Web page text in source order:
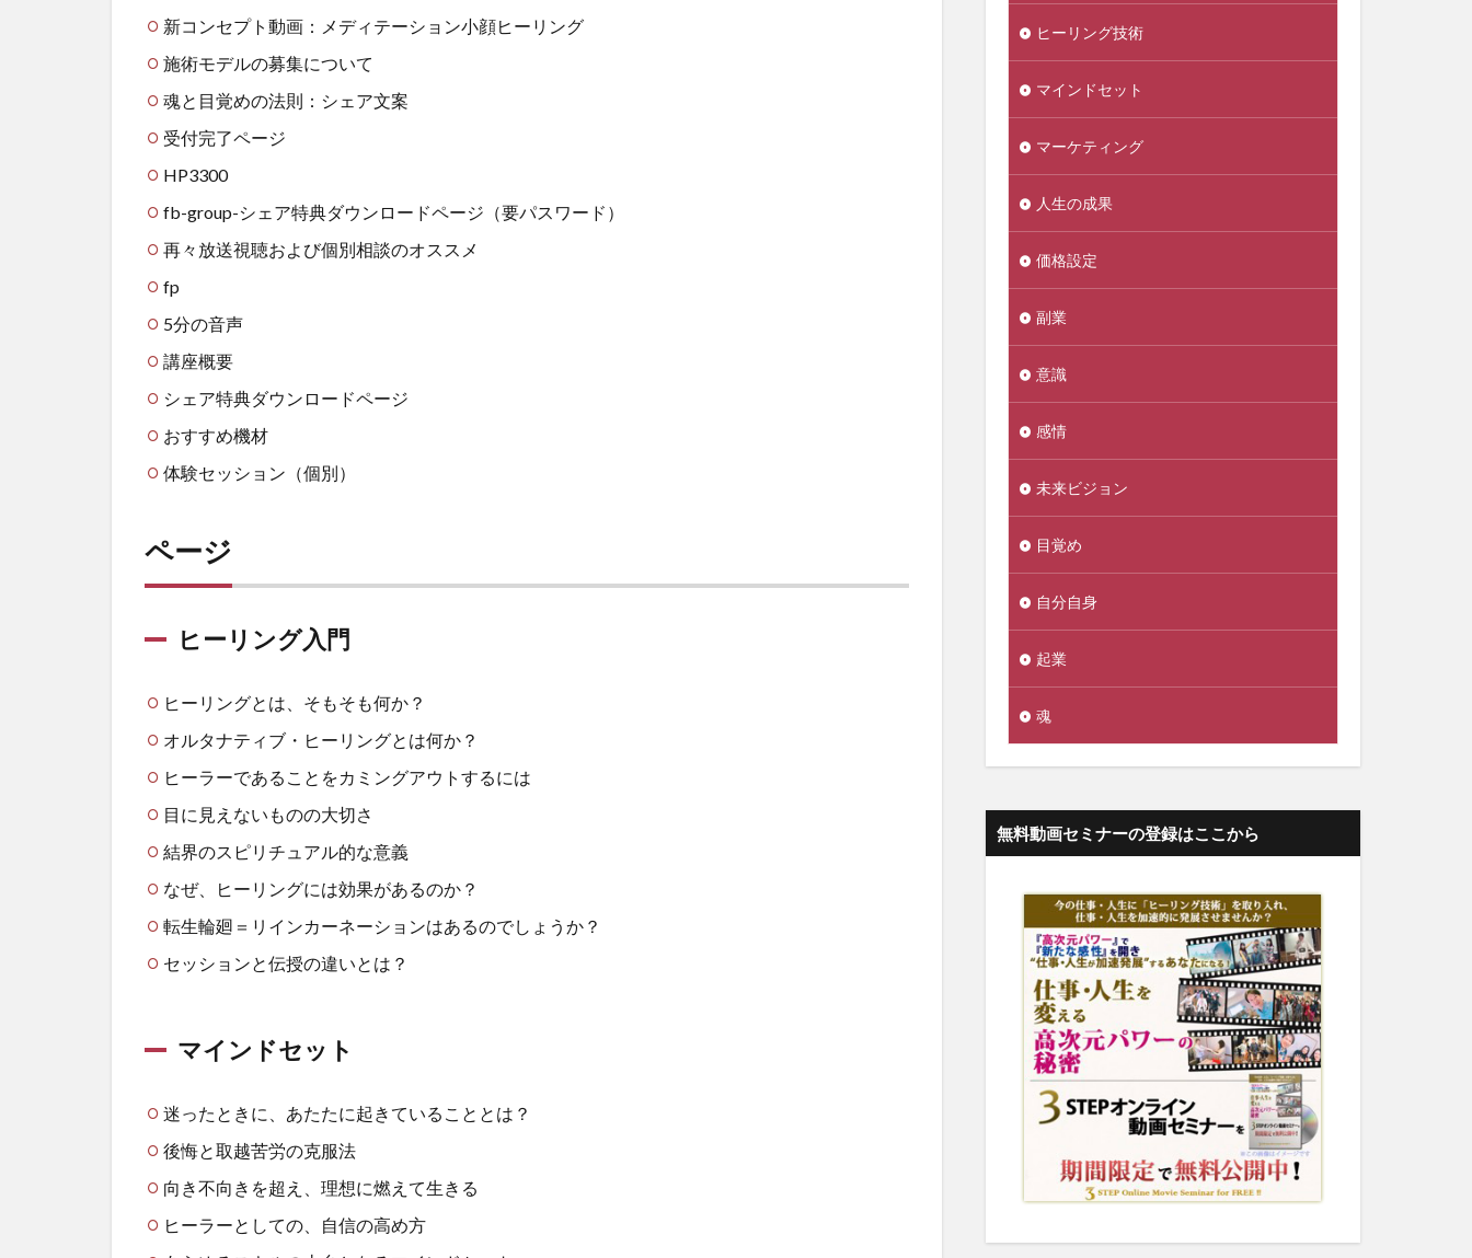
新コンセプト動画：メディテーション小顔ヒーリング
施術モデルの募集について
魂と目覚めの法則：シェア文案
受付完了ページ
HP3300
fb-group-シェア特典ダウンロードページ（要パスワード）
再々放送視聴および個別相談のオススメ
fp
5分の音声
講座概要
シェア特典ダウンロードページ
おすすめ機材
体験セッション（個別）
ページ
ヒーリング入門
ヒーリングとは、そもそも何か？
オルタナティブ・ヒーリングとは何か？
ヒーラーであることをカミングアウトするには
目に見えないものの大切さ
結界のスピリチュアル的な意義
なぜ、ヒーリングには効果があるのか？
転生輪廻＝リインカーネーションはあるのでしょうか？
セッションと伝授の違いとは？
マインドセット
迷ったときに、あたたに起きていることとは？
後悔と取越苦労の克服法
向き不向きを超え、理想に燃えて生きる
ヒーラーとしての、自信の高め方
ヒーリング技術
マインドセット
マーケティング
人生の成果
価格設定
副業
意識
感情
未来ビジョン
目覚め
自分自身
起業
魂
無料動画セミナーの登録はここから